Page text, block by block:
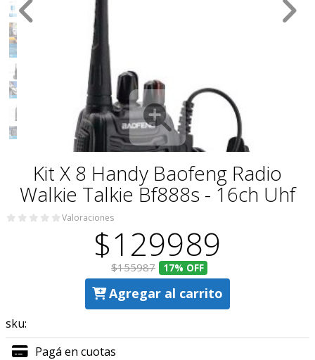
Kit X 8 Handy Baofeng Radio
Walkie Talkie Bf888s - 16ch Uhf
Valoraciones
$129989
$155987 17% OFF
Agregar al carrito
sku:
Pagá en cuotas